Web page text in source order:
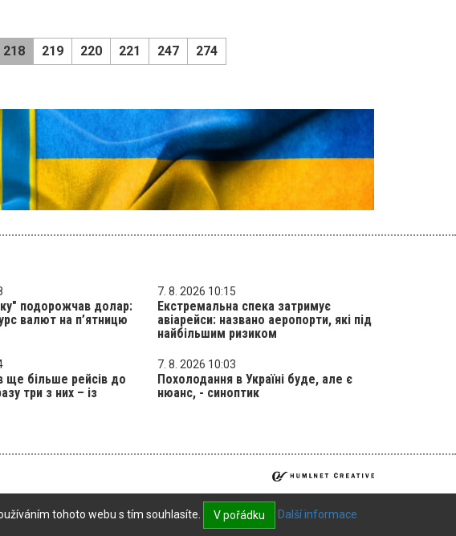
218 219 220 221 247 274
подорожчав долар:
валют на п’ятницю
7. 8. 2026 10:15
Екстремальна спека затримує
авіарейси: названо аеропорти, які під
найбільшим ризиком
ще більше рейсів до
три з них – із
7. 8. 2026 10:03
Похолодання в Україні буде, але є
нюанс, - синоптик
tohoto webu s tím souhlasíte. V pořádku Další informace